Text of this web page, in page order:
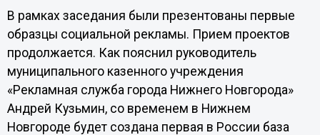
В рамках заседания были презентованы первые
образцы социальной рекламы. Прием проектов
продолжается. Как пояснил руководитель
муниципального казенного учреждения
«Рекламная служба города Нижнего Новгорода»
Андрей Кузьмин, со временем в Нижнем
Новгороде будет создана первая в России база